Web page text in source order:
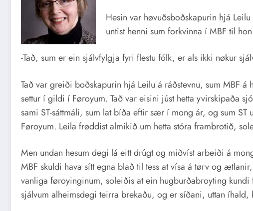
Hesin var høvuðsboðskapurin hjá
untist henni sum forkvinna í MBF til
-Tað, sum er ein sjálvfylgja fyri flestu fólk, er als ikki nøkur
Tað var greiði boðskapurin hjá Leilu á ráðstevnu, sum MBF
settur í gildi í Føroyum. Tað var eisini júst hetta yvirskipaða
sami ST-sáttmáli, sum lat bíða eftir sær í mong ár, og sum
Føroyum. Leila frøddist almikið um hetta stóra frambrotið,
Men undan hesum degi lá eitt drúgt og miðvíst arbeiði á
MBF skuldi hava sítt egna blað til tess at vísa á tørv og
vanliga føroyinginum, soleiðis at ein hugburðabroyting
sjálvum alheimsdegi teirra brekaðu, og er síðani, uttan